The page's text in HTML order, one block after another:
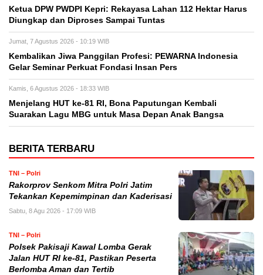
Ketua DPW PWDPI Kepri: Rekayasa Lahan 112 Hektar Harus
Diungkap dan Diproses Sampai Tuntas
Jumat, 7 Agustus 2026 - 10:19 WIB
Kembalikan Jiwa Panggilan Profesi: PEWARNA Indonesia
Gelar Seminar Perkuat Fondasi Insan Pers
Kamis, 6 Agustus 2026 - 18:33 WIB
Menjelang HUT ke-81 RI, Bona Paputungan Kembali
Suarakan Lagu MBG untuk Masa Depan Anak Bangsa
BERITA TERBARU
TNI – Polri
Rakorprov Senkom Mitra Polri Jatim
Tekankan Kepemimpinan dan Kaderisasi
Sabtu, 8 Agu 2026 - 17:09 WIB
TNI – Polri
Polsek Pakisaji Kawal Lomba Gerak
Jalan HUT RI ke-81, Pastikan Peserta
Berlomba Aman dan Tertib